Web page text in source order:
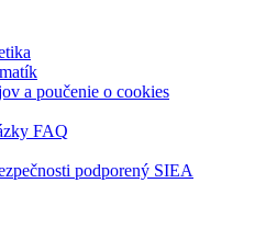
a poučenie o cookies
FAQ
podporený SIEA